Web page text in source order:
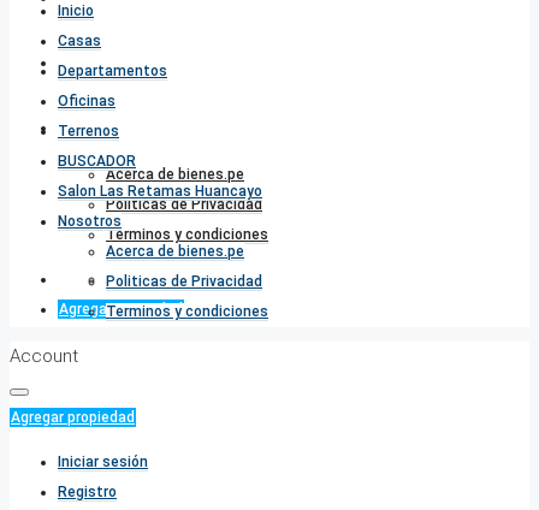
Salon Las Retamas Huancayo
Nosotros
Acerca de bienes.pe
Politicas de Privacidad
Terminos y condiciones
Favorito0
Agregar propiedad
Inicio
Casas
Departamentos
Oficinas
Terrenos
BUSCADOR
Salon Las Retamas Huancayo
Nosotros
Acerca de bienes.pe
Politicas de Privacidad
Terminos y condiciones
Account
Agregar propiedad
Iniciar sesión
Registro